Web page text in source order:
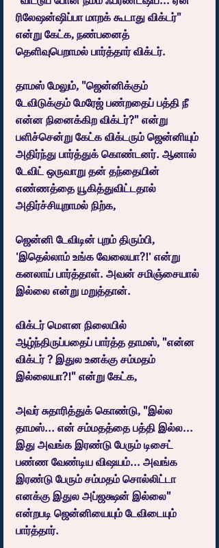
ரிலேஷன்ஷிப்பா மாறக் கூடாது விக்டர்"
என்று கேட்க, நண்பனைத்
தெளிவுபெறாமல் பார்த்தார் விக்டர்.
தாமஸ் மேலும், "ஜென்னிக்கும்
டேவிடுக்கும் மேரேஜ் பண்றதைப் பத்தி நீ
என்ன நினைக்கிற விக்டர்?" என்று
பளிச்சென்று கேட்க விக்டரும் ஜென்னியும்
அதிர்ந்து பார்த்துக் கொண்டனர். ஆனால்
டேவிட் ஒருவாறு தன் தந்தையின்
எண்ணத்தை யூகித்துவிட்டதால்
அதிர்ச்சியுறாமல் நிற்க,
ஜென்னி டேவிடின் புறம் திரும்பி,
'இதெல்லாம் உங்க வேலையா?!' என்று
கனலாய் பார்த்தாள். அவன் சமிஞ்சையால்
இல்லை என்று மறுத்தான்.
விக்டர் மௌன நிலையில்
ஆழ்ந்திருப்பதைப் பார்த்த தாமஸ், "என்ன
விக்டர் ? இதுல உனக்கு சம்மதம்
இல்லையா?!" என்று கேட்க,
அவர் சுதாரித்துக் கொண்டு, "இல்ல
தாமஸ்... என் சம்மதத்தை பத்தி இல்ல...
இது அவங்க இரண்டு பேரும் டிசைட்
பண்ண வேண்டிய விஷயம்... அவங்க
இரண்டு பேரும் சம்மதம் சொல்லிட்டா
எனக்கு இதுல அப்ஜக்ஷன் இல்லை"
என்றபடி ஜென்னியையும் டேவிடையும்
பார்த்தார்.